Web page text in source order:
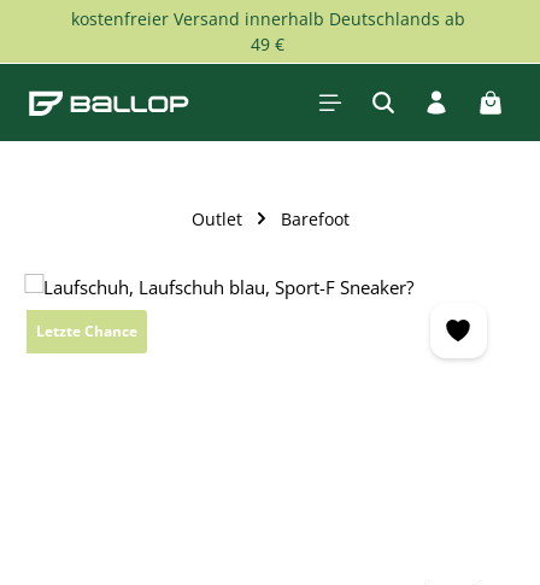
Zum Hauptinhalt springen
kostenfreier Versand innerhalb Deutschlands ab
49 €
Outlet Barefoot
Bildergalerie überspringen
Letzte Chance